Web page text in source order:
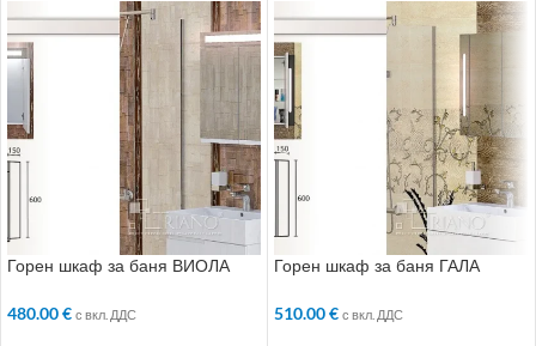
Горен шкаф за баня ВИОЛА
480.00€ с вкл. ДДС
Горен шкаф за баня ГАЛА
510.00€ с вкл. ДДС